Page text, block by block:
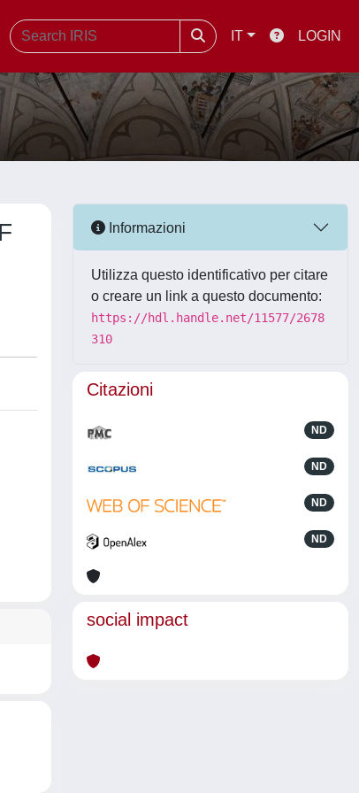
IT LOGIN
Informazioni
Utilizza questo identificativo per citare
o creare un link a questo documento:
https://hdl.handle.net/11577/2678
310
Citazioni
ND
ND
ND
ND
social impact